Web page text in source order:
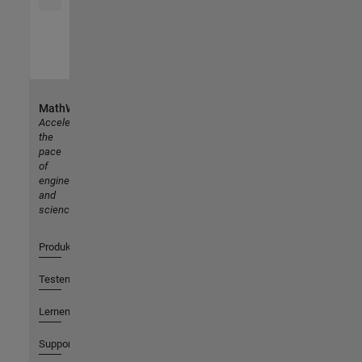
MathWorks
Accelerating
the
pace
of
engineering
and
science
Produkte
Testen oder Kaufen
Lernen
Support